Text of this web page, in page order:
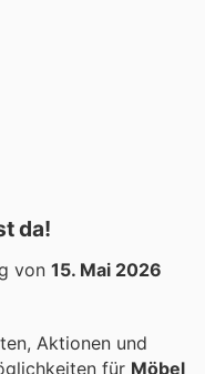
da!
von 15. Mai 2026
Aktionen und
für Möbel